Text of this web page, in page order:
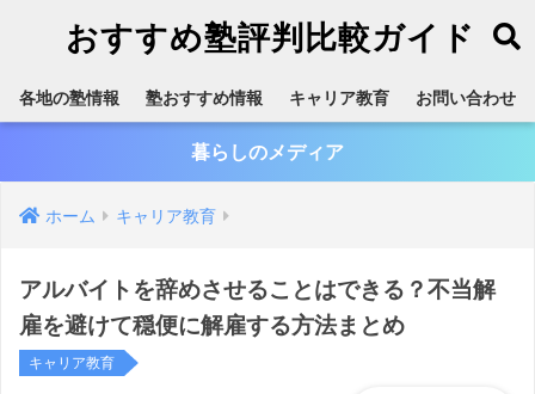
おすすめ塾評判比較ガイド
各地の塾情報 塾おすすめ情報 キャリア教育 お問い合わせ
暮らしのメディア
ホーム キャリア教育
アルバイトを辞めさせることはできる？不当解
雇を避けて穏便に解雇する方法まとめ
キャリア教育